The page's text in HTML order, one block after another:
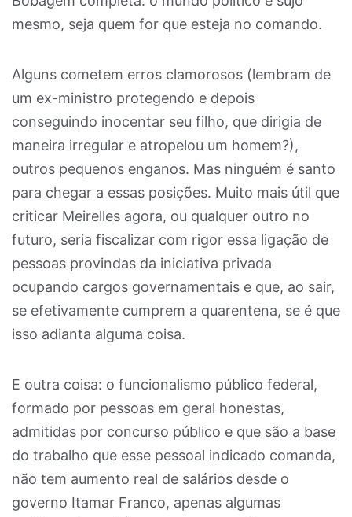
mesmo, seja quem for que esteja no comando.
Alguns cometem erros clamorosos (lembram de
um ex-ministro protegendo e depois
conseguindo inocentar seu filho, que dirigia de
maneira irregular e atropelou um homem?),
outros pequenos enganos. Mas ninguém é santo
para chegar a essas posições. Muito mais útil que
criticar Meirelles agora, ou qualquer outro no
futuro, seria fiscalizar com rigor essa ligação de
pessoas provindas da iniciativa privada
ocupando cargos governamentais e que, ao sair,
se efetivamente cumprem a quarentena, se é que
isso adianta alguma coisa.
E outra coisa: o funcionalismo público federal,
formado por pessoas em geral honestas,
admitidas por concurso público e que são a base
do trabalho que esse pessoal indicado comanda,
não tem aumento real de salários desde o
governo Itamar Franco, apenas algumas